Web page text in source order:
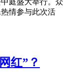
情参与此次活
红”？